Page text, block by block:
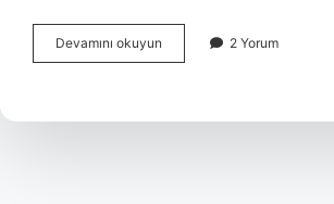
Devamını okuyun Atardamar
Belirtileri
2 Yorum